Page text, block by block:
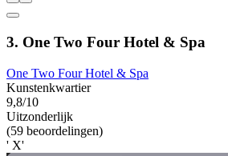
3. One Two Four Hotel & Spa
One Two Four Hotel & Spa
Kunstenkwartier
9,8/10
Uitzonderlijk
(59 beoordelingen)
' X'